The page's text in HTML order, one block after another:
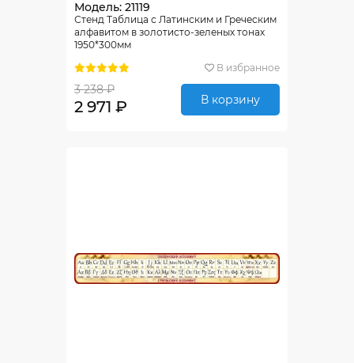
Модель: 21119
Стенд Таблица с Латинским и Греческим
алфавитом в золотисто-зеленых тонах
1950*300мм
В избранное
3 238 ₽
2 971 ₽ В корзину